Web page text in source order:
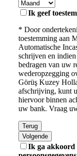
Ik geef
* Door
toestemming aan
Automatische
schrijven en
bedragen van uw
wederopzegging
Görüş Kuzey
afschrijving, kunt
hiervoor binnen
uw bank. Vraag
Terug
Volgende
Ik ga akkoord